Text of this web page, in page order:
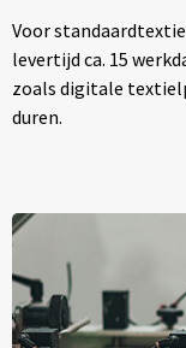
Voor
levertijd ca. 15
zoals digitale
duren.